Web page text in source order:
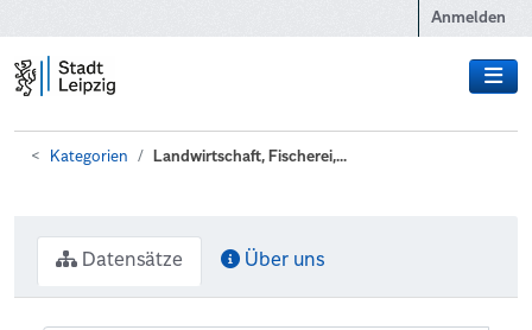
Anmelden
Kategorien Landwirtschaft, Fischerei,...
Datensätze Über uns